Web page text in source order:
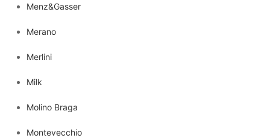
Menz&Gasser
Merano
Merlini
Milk
Molino Braga
Montevecchio